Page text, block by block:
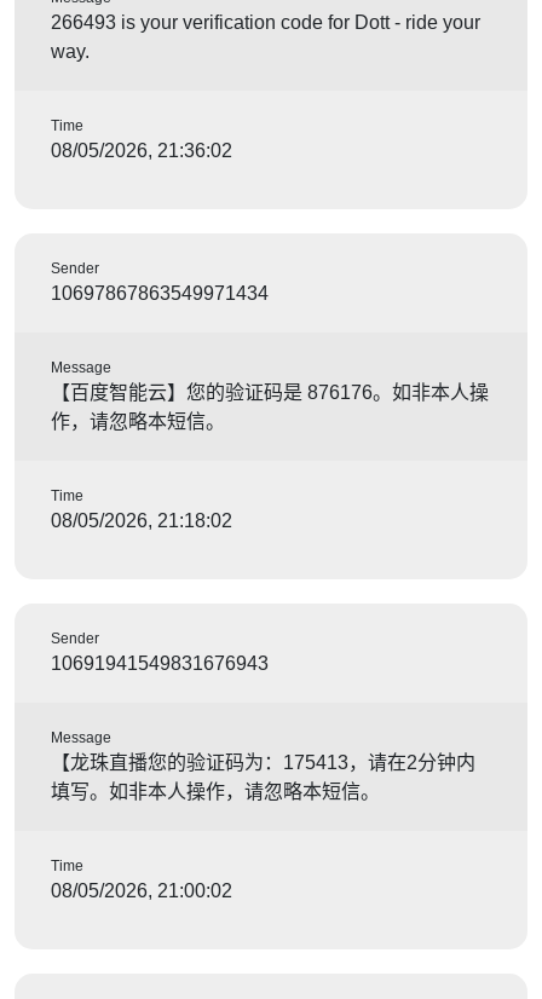
266493 is your verification code for Dott - ride your
way.
Time
08/05/2026, 21:36:02
Sender
10697867863549971434
Message
【百度智能云】您的验证码是 876176。如非本人操
作，请忽略本短信。
Time
08/05/2026, 21:18:02
Sender
10691941549831676943
Message
【龙珠直播您的验证码为：175413，请在2分钟内
填写。如非本人操作，请忽略本短信。
Time
08/05/2026, 21:00:02